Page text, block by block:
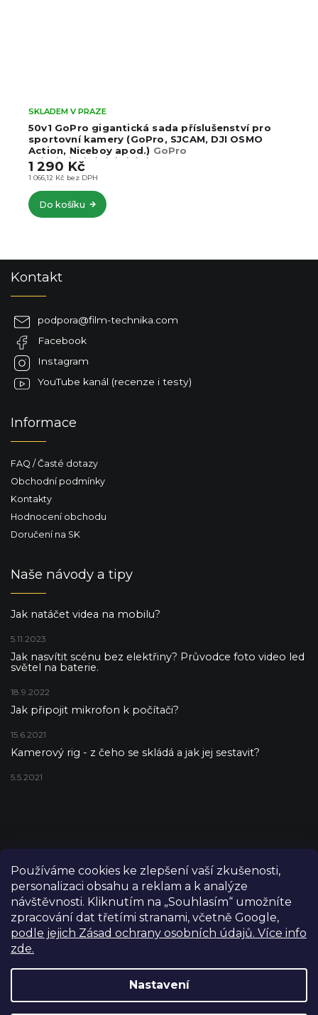
Používáme cookies ke zlepšení vaší zkušenosti,
personalizaci obsahu a reklam a k analýze
návštěvnosti. Kliknutím na „Souhlasím“ umožníte
zpracování dat třetími stranami, včetně Google,
podle jejich Zásad ochrany osobních údajů. Více info
zde.
Nastavení
50v1 GoPro gigantická sada příslušenství pro
sportovní kamery (GoPro, SJCAM, DJI OSMO
Action, Niceboy apod.) GoPro
13/12/11/10/9/8/7/6/5/4/3
SKLADEM V PRAZE
1 066,12 Kč bez DPH
1 290 Kč
Do košíku
Kontakt
podpora@film-technika.com
Facebook
Instagram
YouTube kanál (recenze i testy)
Informace
FAQ / Časté dotazy
Obchodní podmínky
Kontakty
Hodnocení obchodu
Doručení na SK
Naše návody a tipy
Jak natáčet videa na mobilu?
5.11.2023
Jak nasvítit scénu bez elektřiny? Průvodce foto video led
světel na baterie.
18.9.2022
Jak připojit mikrofon k počítači?
15.6.2021
Kamerový rig - z čeho se skládá a jak jej sestavit?
5.5.2021
Copyright 2026FILM-TECHNIKA. Všechna práva vyhrazena.
Upravit nastavení cookies